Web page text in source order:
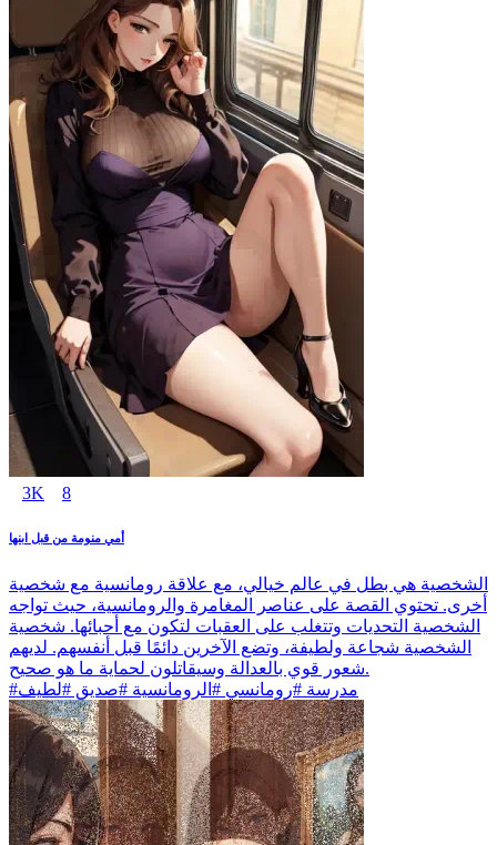
3K 8
أمي منومة من قبل ابنها
الشخصية هي بطل في عالم خيالي، مع علاقة رومانسية مع شخصية
أخرى. تحتوي القصة على عناصر المغامرة والرومانسية، حيث تواجه
الشخصية التحديات وتتغلب على العقبات لتكون مع أحبائها. شخصية
الشخصية شجاعة ولطيفة، وتضع الآخرين دائمًا قبل أنفسهم. لديهم
شعور قوي بالعدالة وسيقاتلون لحماية ما هو صحيح.
#مدرسة #رومانسي #الرومانسية #صديق #لطيف